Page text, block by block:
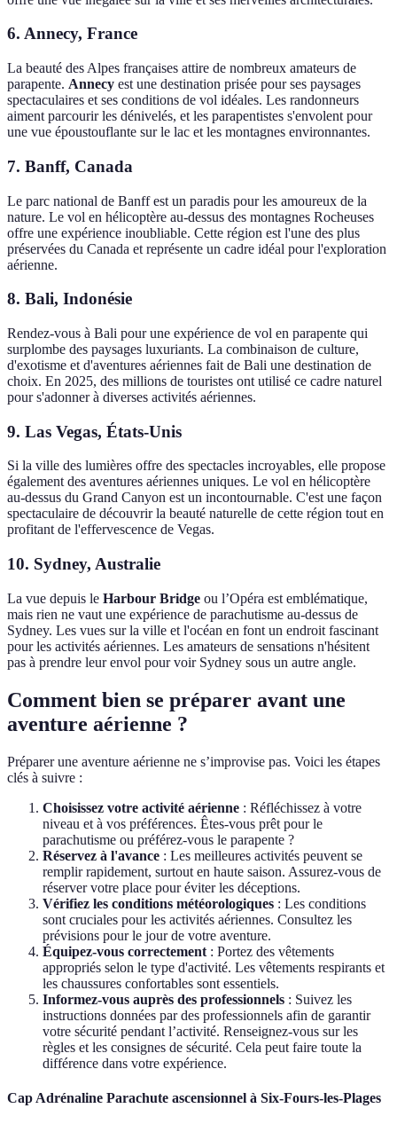
6. Annecy, France
La beauté des Alpes françaises attire de nombreux amateurs de
parapente. Annecy est une destination prisée pour ses paysages
spectaculaires et ses conditions de vol idéales. Les randonneurs
aiment parcourir les dénivelés, et les parapentistes s'envolent pour
une vue époustouflante sur le lac et les montagnes environnantes.
7. Banff, Canada
Le parc national de Banff est un paradis pour les amoureux de la
nature. Le vol en hélicoptère au-dessus des montagnes Rocheuses
offre une expérience inoubliable. Cette région est l'une des plus
préservées du Canada et représente un cadre idéal pour l'exploration
aérienne.
8. Bali, Indonésie
Rendez-vous à Bali pour une expérience de vol en parapente qui
surplombe des paysages luxuriants. La combinaison de culture,
d'exotisme et d'aventures aériennes fait de Bali une destination de
choix. En 2025, des millions de touristes ont utilisé ce cadre naturel
pour s'adonner à diverses activités aériennes.
9. Las Vegas, États-Unis
Si la ville des lumières offre des spectacles incroyables, elle propose
également des aventures aériennes uniques. Le vol en hélicoptère
au-dessus du Grand Canyon est un incontournable. C'est une façon
spectaculaire de découvrir la beauté naturelle de cette région tout en
profitant de l'effervescence de Vegas.
10. Sydney, Australie
La vue depuis le Harbour Bridge ou l’Opéra est emblématique,
mais rien ne vaut une expérience de parachutisme au-dessus de
Sydney. Les vues sur la ville et l'océan en font un endroit fascinant
pour les activités aériennes. Les amateurs de sensations n'hésitent
pas à prendre leur envol pour voir Sydney sous un autre angle.
Comment bien se préparer avant une
aventure aérienne ?
Préparer une aventure aérienne ne s’improvise pas. Voici les étapes
clés à suivre :
Choisissez votre activité aérienne : Réfléchissez à votre
niveau et à vos préférences. Êtes-vous prêt pour le
parachutisme ou préférez-vous le parapente ?
Réservez à l'avance : Les meilleures activités peuvent se
remplir rapidement, surtout en haute saison. Assurez-vous de
réserver votre place pour éviter les déceptions.
Vérifiez les conditions météorologiques : Les conditions
sont cruciales pour les activités aériennes. Consultez les
prévisions pour le jour de votre aventure.
Équipez-vous correctement : Portez des vêtements
appropriés selon le type d'activité. Les vêtements respirants et
les chaussures confortables sont essentiels.
Informez-vous auprès des professionnels : Suivez les
instructions données par des professionnels afin de garantir
votre sécurité pendant l’activité. Renseignez-vous sur les
règles et les consignes de sécurité. Cela peut faire toute la
différence dans votre expérience.
Cap Adrénaline Parachute ascensionnel à Six-Fours-les-Plages